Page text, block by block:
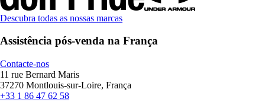
Descubra todas as nossas marcas
Assistência pós-venda na França
Contacte-nos
11 rue Bernard Maris
37270 Montlouis-sur-Loire, França
+33 1 86 47 62 58